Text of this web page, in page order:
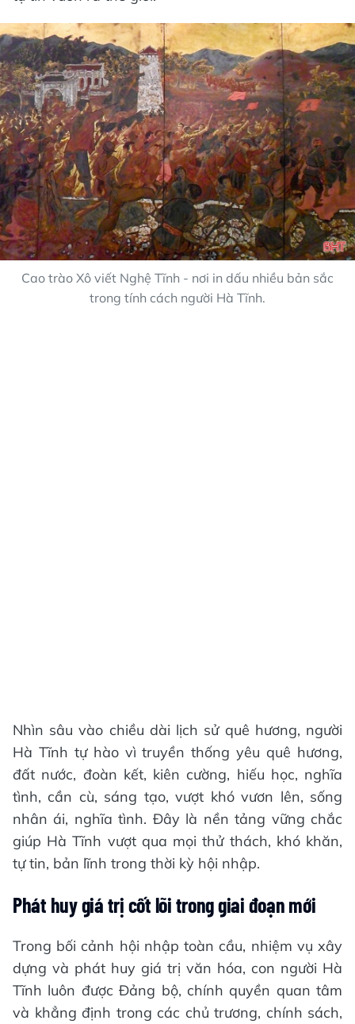
Cao trào Xô viết Nghệ Tĩnh - nơi in dấu nhiều bản sắc
trong tính cách người Hà Tĩnh.
Nhìn sâu vào chiều dài lịch sử quê hương, người
Hà Tĩnh tự hào vì truyền thống yêu quê hương,
đất nước, đoàn kết, kiên cường, hiếu học, nghĩa
tình, cần cù, sáng tạo, vượt khó vươn lên, sống
nhân ái, nghĩa tình. Đây là nền tảng vững chắc
giúp Hà Tĩnh vượt qua mọi thử thách, khó khăn,
tự tin, bản lĩnh trong thời kỳ hội nhập.
Phát huy giá trị cốt lõi trong giai đoạn mới
Trong bối cảnh hội nhập toàn cầu, nhiệm vụ xây
dựng và phát huy giá trị văn hóa, con người Hà
Tĩnh luôn được Đảng bộ, chính quyền quan tâm
và khẳng định trong các chủ trương, chính sách,